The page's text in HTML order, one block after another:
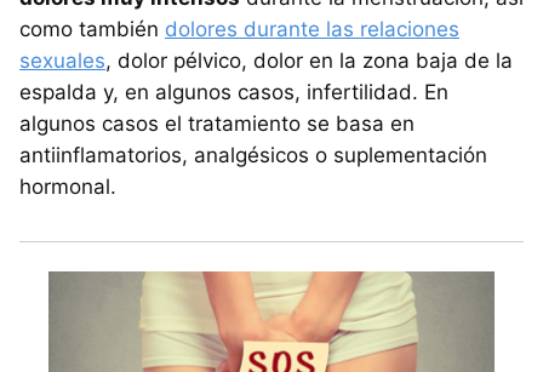
como también dolores durante las relaciones
sexuales, dolor pélvico, dolor en la zona baja de la
espalda y, en algunos casos, infertilidad. En
algunos casos el tratamiento se basa en
antiinflamatorios, analgésicos o suplementación
hormonal.